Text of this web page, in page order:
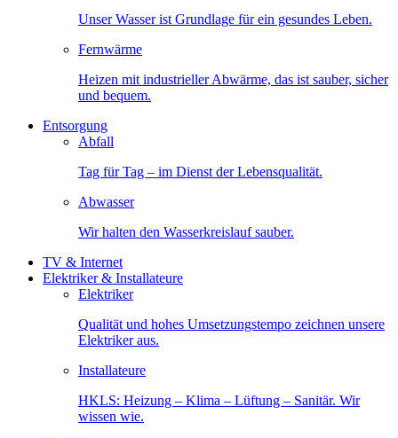
Unser Wasser ist Grundlage für ein gesundes Leben.
Fernwärme
Heizen mit industrieller Abwärme, das ist sauber, sicher
und bequem.
Entsorgung
Abfall
Tag für Tag – im Dienst der Lebensqualität.
Abwasser
Wir halten den Wasserkreislauf sauber.
TV & Internet
Elektriker & Installateure
Elektriker
Qualität und hohes Umsetzungstempo zeichnen unsere
Elektriker aus.
Installateure
HKLS: Heizung – Klima – Lüftung – Sanitär. Wir
wissen wie.